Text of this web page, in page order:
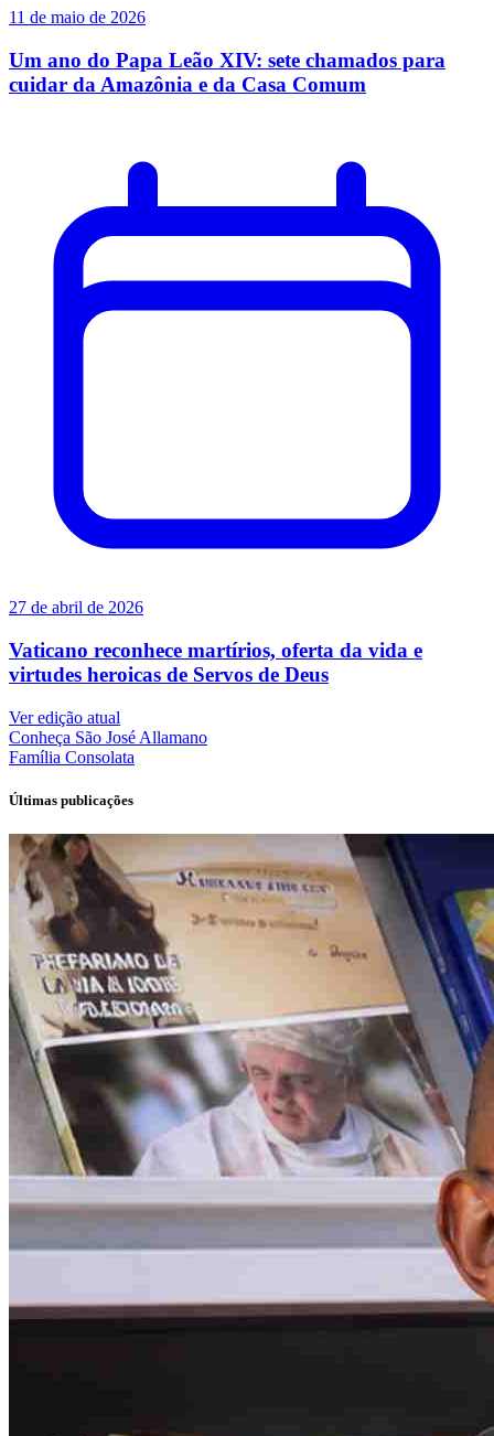
11 de maio de 2026
Um ano do Papa Leão XIV: sete chamados para
cuidar da Amazônia e da Casa Comum
27 de abril de 2026
Vaticano reconhece martírios, oferta da vida e
virtudes heroicas de Servos de Deus
Ver edição atual
Conheça São José Allamano
Família Consolata
Últimas publicações